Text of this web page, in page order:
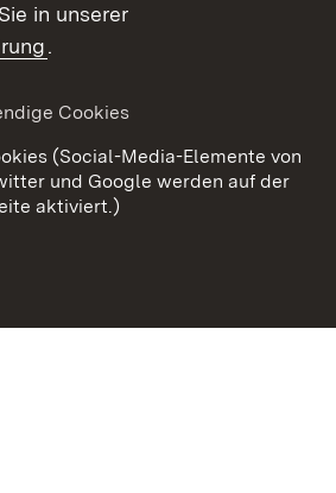
Barrierefreiheit
Cookies
in unserer
.
Cookies
(Social-Media-Elemente von
und Google werden auf der
aktiviert.)